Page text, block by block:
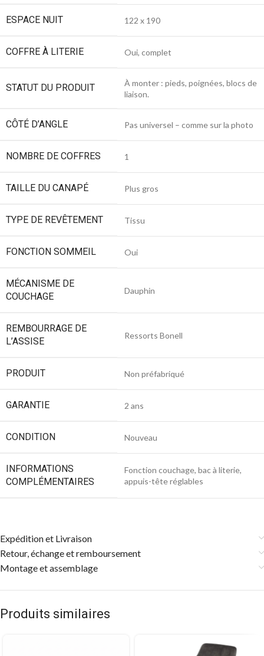
ESPACE NUIT 122 x 190
COFFRE À LITERIE Oui, complet
STATUT DU PRODUIT
À monter : pieds, poignées, blocs de
liaison.
CÔTÉ D’ANGLE Pas universel – comme sur la photo
NOMBRE DE COFFRES 1
TAILLE DU CANAPÉ Plus gros
TYPE DE REVÊTEMENT Tissu
FONCTION SOMMEIL Oui
MÉCANISME DE
COUCHAGE
Dauphin
REMBOURRAGE DE
L’ASSISE
Ressorts Bonell
PRODUIT Non préfabriqué
GARANTIE 2 ans
CONDITION Nouveau
INFORMATIONS
COMPLÉMENTAIRES
Fonction couchage, bac à literie,
appuis-tête réglables
Expédition et Livraison
Retour, échange et remboursement
Montage et assemblage
Produits similaires